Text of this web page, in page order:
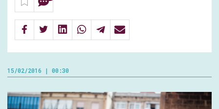
15/02/2016 | 00:30